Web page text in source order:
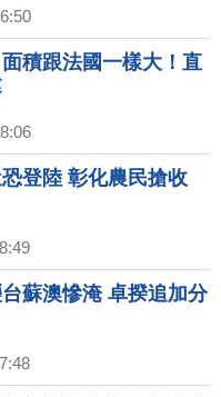
面積跟法國一樣大！直
登陸 彰化農民搶收
蘇澳慘淹 卓揆追加分